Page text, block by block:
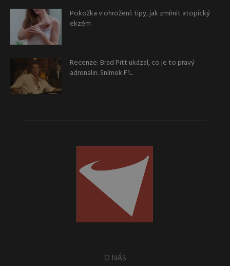
Pokožka v ohrožení: tipy, jak zmírnit atopický
ekzém
Recenze: Brad Pitt ukázal, co je to pravý
adrenalin. Snímek F1...
O NÁS